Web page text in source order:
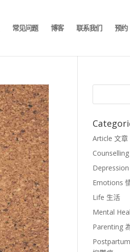
常见问题 博客 联系我们 预约
Article 文章
Emotions
Life 生活
Mental
Parenting